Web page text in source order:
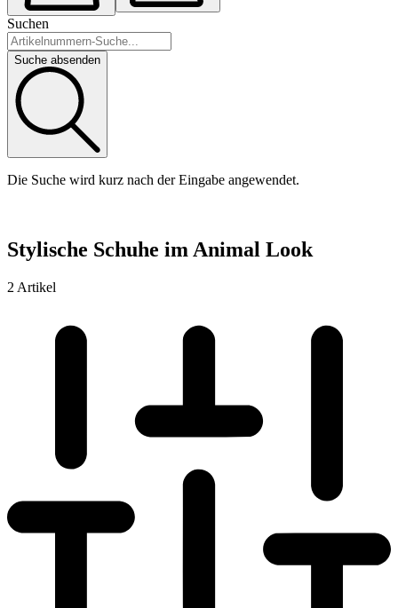
Suchen
Suche absenden
Die Suche wird kurz nach der Eingabe angewendet.
Stylische Schuhe im Animal Look
2 Artikel